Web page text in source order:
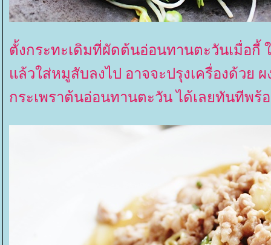
ตั้งกระทะเดิมที่ผัดต้นอ่อนทานตะวันเมื่อกี้
ล้วใส่หมูสับลงไป อาจจะปรุงเครื่องด้วย
กระเพราต้นอ่อนทานตะวัน ได้เลยทันทีพร้